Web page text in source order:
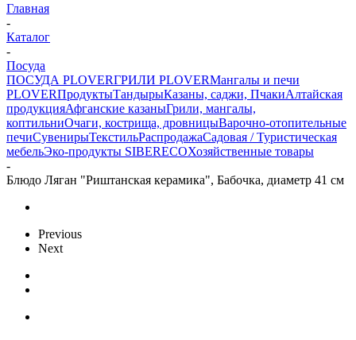
Главная
-
Каталог
-
Посуда
ПОСУДА PLOVERГРИЛИ PLOVERМангалы и печи
PLOVERПродуктыТандырыКазаны, саджи, ПчакиАлтайская
продукцияАфганские казаныГрили, мангалы,
коптильниОчаги, кострища, дровницыВарочно-отопительные
печиСувенирыТекстильРаспродажаСадовая / Туристическая
мебельЭко-продукты SIBERECOХозяйственные товары
-
Блюдо Ляган "Риштанская керамика", Бабочка, диаметр 41 см
Previous
Next